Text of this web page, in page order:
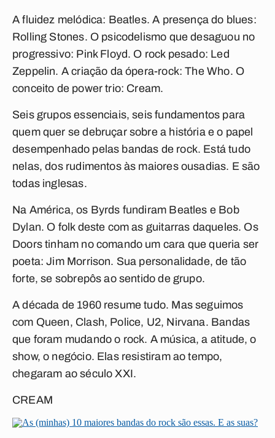
A fluidez melódica: Beatles. A presença do blues:
Rolling Stones. O psicodelismo que desaguou no
progressivo: Pink Floyd. O rock pesado: Led
Zeppelin. A criação da ópera-rock: The Who. O
conceito de power trio: Cream.
Seis grupos essenciais, seis fundamentos para
quem quer se debruçar sobre a história e o papel
desempenhado pelas bandas de rock. Está tudo
nelas, dos rudimentos às maiores ousadias. E são
todas inglesas.
Na América, os Byrds fundiram Beatles e Bob
Dylan. O folk deste com as guitarras daqueles. Os
Doors tinham no comando um cara que queria ser
poeta: Jim Morrison. Sua personalidade, de tão
forte, se sobrepôs ao sentido de grupo.
A década de 1960 resume tudo. Mas seguimos
com Queen, Clash, Police, U2, Nirvana. Bandas
que foram mudando o rock. A música, a atitude, o
show, o negócio. Elas resistiram ao tempo,
chegaram ao século XXI.
CREAM